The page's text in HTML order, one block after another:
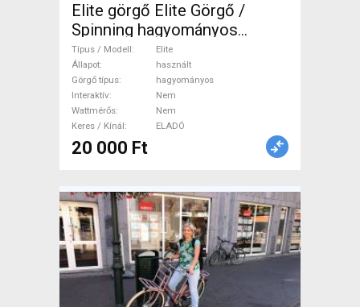
Elite görgő Elite Görgő /
Spinning hagyományos
használt ELADÓ
Típus / Modell
Elite
Állapot
használt
Görgő típus
hagyományos
Interaktív
Nem
Wattmérős
Nem
Keres / Kínál
ELADÓ
20 000 Ft